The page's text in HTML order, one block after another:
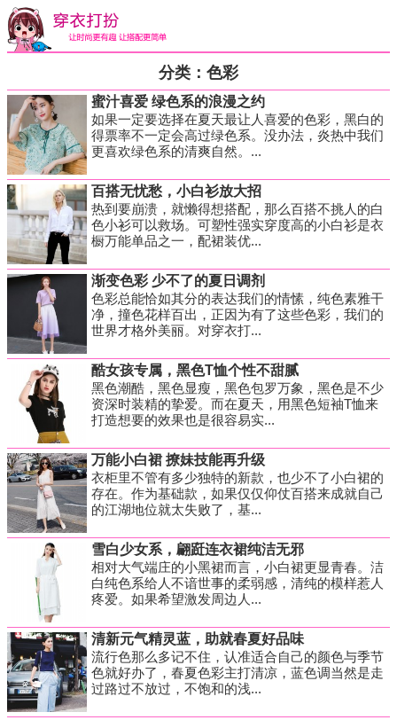
分类：色彩
蜜汁喜爱 绿色系的浪漫之约
如果一定要选择在夏天最让人喜爱的色彩，黑白的
得票率不一定会高过绿色系。没办法，炎热中我们
更喜欢绿色系的清爽自然。...
百搭无忧愁，小白衫放大招
热到要崩溃，就懒得想搭配，那么百搭不挑人的白
色小衫可以救场。可塑性强实穿度高的小白衫是衣
橱万能单品之一，配裙装优...
渐变色彩 少不了的夏日调剂
色彩总能恰如其分的表达我们的情愫，纯色素雅干
净，撞色花样百出，正因为有了这些色彩，我们的
世界才格外美丽。对穿衣打...
酷女孩专属，黑色T恤个性不甜腻
黑色潮酷，黑色显瘦，黑色包罗万象，黑色是不少
资深时装精的挚爱。而在夏天，用黑色短袖T恤来
打造想要的效果也是很容易实...
万能小白裙 撩妹技能再升级
衣柜里不管有多少独特的新款，也少不了小白裙的
存在。作为基础款，如果仅仅仰仗百搭来成就自己
的江湖地位就太失败了，基...
雪白少女系，翩跹连衣裙纯洁无邪
相对大气端庄的小黑裙而言，小白裙更显青春。洁
白纯色系给人不谙世事的柔弱感，清纯的模样惹人
疼爱。如果希望激发周边人...
清新元气精灵蓝，助就春夏好品味
流行色那么多记不住，认准适合自己的颜色与季节
色就好办了，春夏色彩主打清凉，蓝色调当然是走
过路过不放过，不饱和的浅...